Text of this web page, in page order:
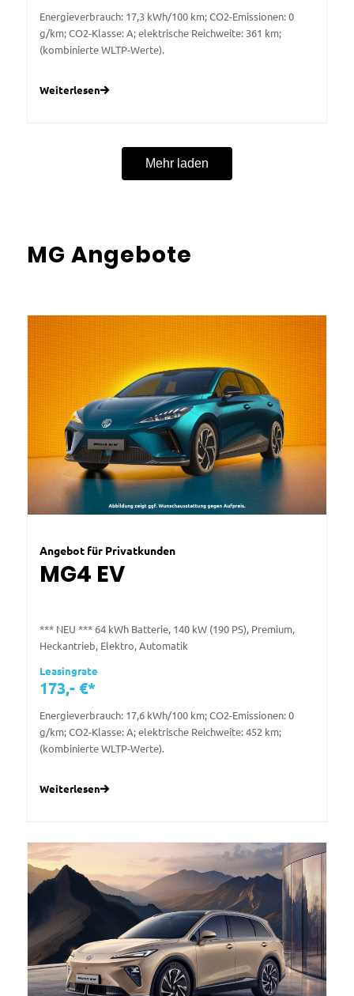
Energieverbrauch: 17,3 kWh/100 km; CO2-Emissionen: 0
g/km; CO2-Klasse: A; elektrische Reichweite: 361 km;
(kombinierte WLTP-Werte).
Weiterlesen
Mehr laden
MG Angebote
Angebot für Privatkunden
MG4 EV
*** NEU *** 64 kWh Batterie, 140 kW (190 PS), Premium,
Heckantrieb, Elektro, Automatik
Leasingrate
173,- €*
Energieverbrauch: 17,6 kWh/100 km; CO2-Emissionen: 0
g/km; CO2-Klasse: A; elektrische Reichweite: 452 km;
(kombinierte WLTP-Werte).
Weiterlesen